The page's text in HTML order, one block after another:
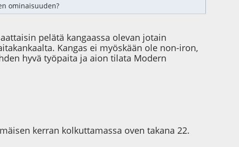
ominaisuuden?
pelätä kangaassa olevan jotain
Kangas ei myöskään ole non-iron,
hyvä työpaita ja aion tilata Modern
kerran kolkuttamassa oven takana 22.